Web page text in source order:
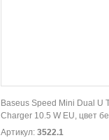
Baseus Speed Mini Dual U
Charger 10.5 W EU, цвет
Артикул: 3522.1